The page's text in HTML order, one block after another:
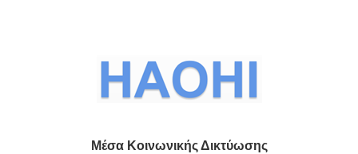
Μέσα Κοινωνικής Δικτύωσης